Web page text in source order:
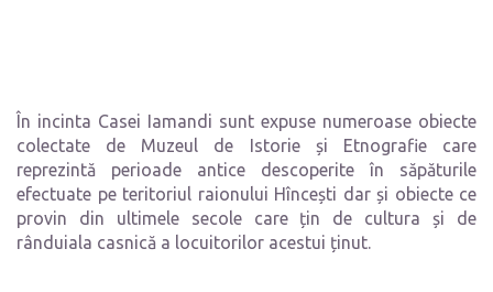
În incinta Casei Iamandi sunt expuse numeroase obiecte
colectate de Muzeul de Istorie și Etnografie care
reprezintă perioade antice descoperite în săpăturile
efectuate pe teritoriul raionului Hîncești dar și obiecte ce
provin din ultimele secole care țin de cultura și de
rânduiala casnică a locuitorilor acestui ținut.